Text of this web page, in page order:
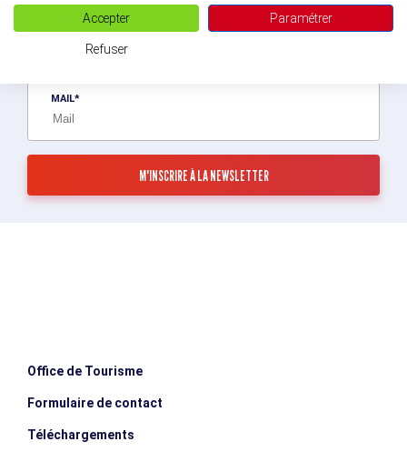
Soyez le premier informé ! Découvrez les nouveautés de la vallée en
de Chamonix-Mont-Blanc.
MAIL
Office de Tourisme
Formulaire de contact
Téléchargements
Accepter Paramétrer
Refuser